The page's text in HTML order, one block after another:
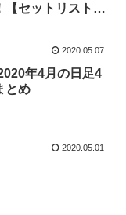
【セットリストま
2020.05.07
年4月の日足4
とめ
2020.05.01